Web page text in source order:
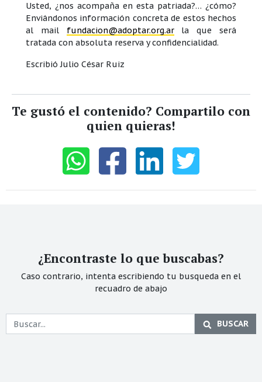
Usted, ¿nos acompaña en esta patriada?… ¿cómo?
Enviándonos información concreta de estos hechos
al mail fundacion@adoptar.org.arla que será
tratada con absoluta reserva y confidencialidad.
Escribió Julio César Ruiz
Te gustó el contenido? Compartilo con
quien quieras!
¿Encontraste lo que buscabas?
Caso contrario, intenta escribiendo tu busqueda en el
recuadro de abajo
BUSCAR